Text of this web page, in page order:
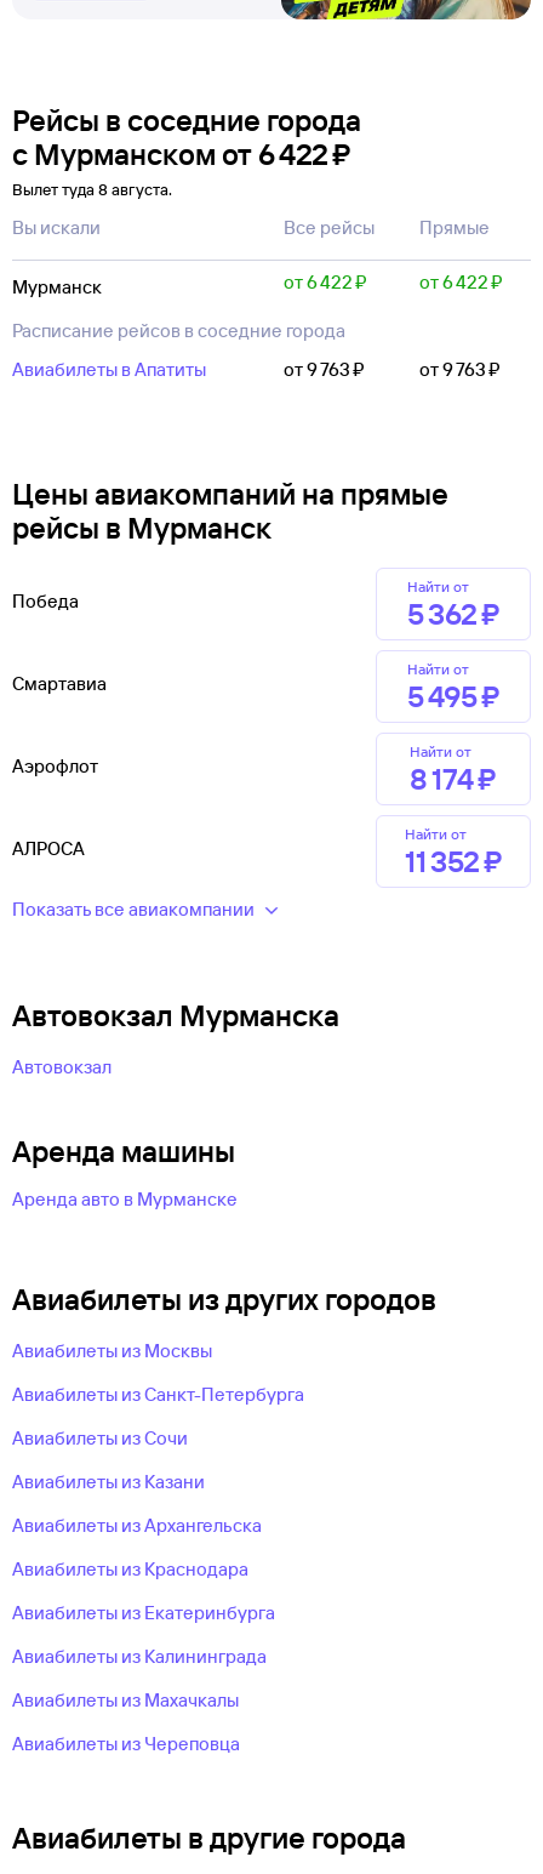
Рейсы в соседние города
с Мурманском от 6 ⁠422 ⁠₽
Вылет туда 8 августа.
Вы искали Все рейсы Прямые
Мурманск от 6 ⁠422 ⁠₽ от 6 ⁠422 ⁠₽
Расписание рейсов в соседние города
Авиабилеты в Апатиты
от 9 ⁠763 ⁠₽ от 9 ⁠763 ⁠₽
Цены авиакомпаний на прямые
рейсы в Мурманск
Победа
Найти от
5 ⁠362 ⁠₽
Смартавиа
Найти от
5 ⁠495 ⁠₽
Аэрофлот
Найти от
8 ⁠174 ⁠₽
АЛРОСА
Найти от
11 ⁠352 ⁠₽
Показать все авиакомпании
Автовокзал Мурманска
Автовокзал
Аренда машины
Аренда авто в Мурманске
Авиабилеты из других городов
Авиабилеты из Москвы
Авиабилеты из Санкт-Петербурга
Авиабилеты из Сочи
Авиабилеты из Казани
Авиабилеты из Архангельска
Авиабилеты из Краснодара
Авиабилеты из Екатеринбурга
Авиабилеты из Калининграда
Авиабилеты из Махачкалы
Авиабилеты из Череповца
Авиабилеты в другие города